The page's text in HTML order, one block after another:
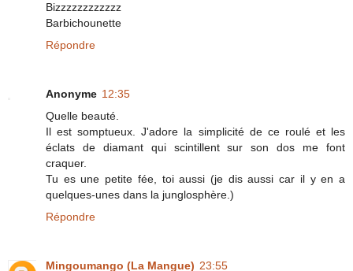
Bizzzzzzzzzzzz
Barbichounette
Répondre
Anonyme 12:35
Quelle beauté.
Il est somptueux. J'adore la simplicité de ce roulé et les
éclats de diamant qui scintillent sur son dos me font
craquer.
Tu es une petite fée, toi aussi (je dis aussi car il y en a
quelques-unes dans la junglosphère.)
Répondre
Mingoumango (La Mangue) 23:55